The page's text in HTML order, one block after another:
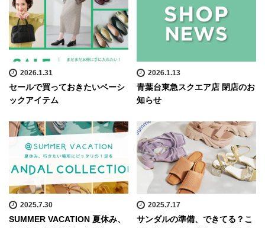
2026.1.31
セールで買っておきたいベーシ
ックアイテム
2026.1.13
青葉台東急スクエア店 閉店のお
知らせ
2025.7.30
SUMMER VACATION 夏休み、
2025.7.17
サンダルの準備、できてる？こ